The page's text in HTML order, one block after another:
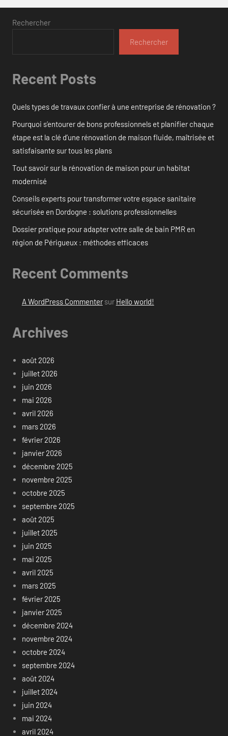
Rechercher
Rechercher
Recent Posts
Quels types de travaux confier à une entreprise de rénovation ?
Pourquoi s’entourer de bons professionnels et planifier chaque
étape est la clé d’une rénovation de maison fluide, maîtrisée et
satisfaisante sur tous les plans
Tout savoir sur la rénovation de maison pour un habitat
modernisé
Conseils experts pour transformer votre espace sanitaire
sécurisée en Dordogne : solutions professionnelles
Dossier pratique pour adapter votre salle de bain PMR en
région de Périgueux : méthodes efficaces
Recent Comments
A WordPress Commentersur Hello world!
Archives
août 2026
juillet 2026
juin 2026
mai 2026
avril 2026
mars 2026
février 2026
janvier 2026
décembre 2025
novembre 2025
octobre 2025
septembre 2025
août 2025
juillet 2025
juin 2025
mai 2025
avril 2025
mars 2025
février 2025
janvier 2025
décembre 2024
novembre 2024
octobre 2024
septembre 2024
août 2024
juillet 2024
juin 2024
mai 2024
avril 2024